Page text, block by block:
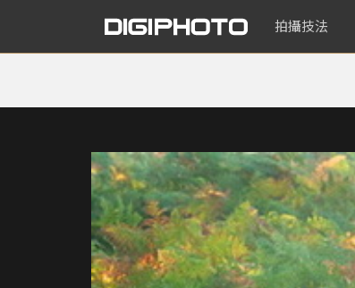
拍攝技法